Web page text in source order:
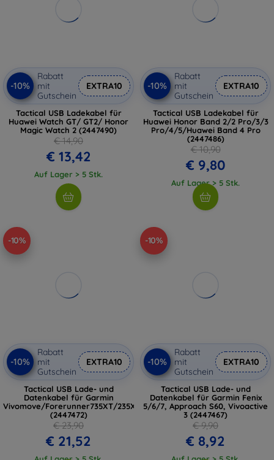
-10%
Rabatt
mit
Gutschein
EXTRA10
Tactical USB Ladekabel für
Huawei Watch GT/ GT2/ Honor
Magic Watch 2 (2447490)
€ 14,90
€ 13,42
Auf Lager > 5 Stk.
-10%
Rabatt
mit
Gutschein
EXTRA10
Tactical USB Ladekabel für
Huawei Honor Band 2/2 Pro/3/3
Pro/4/5/Huawei Band 4 Pro
(2447486)
€ 10,90
€ 9,80
Auf Lager > 5 Stk.
-10%
-10%
Rabatt
mit
Gutschein
EXTRA10
Tactical USB Lade- und
Datenkabel für Garmin
Vivomove/Forerunner735XT/235XT/230/630
(2447472)
€ 23,90
€ 21,52
-10%
-10%
Rabatt
mit
Gutschein
EXTRA10
Tactical USB Lade- und
Datenkabel für Garmin Fenix
5/6/7, Approach S60, Vivoactive
3 (2447467)
€ 9,90
€ 8,92